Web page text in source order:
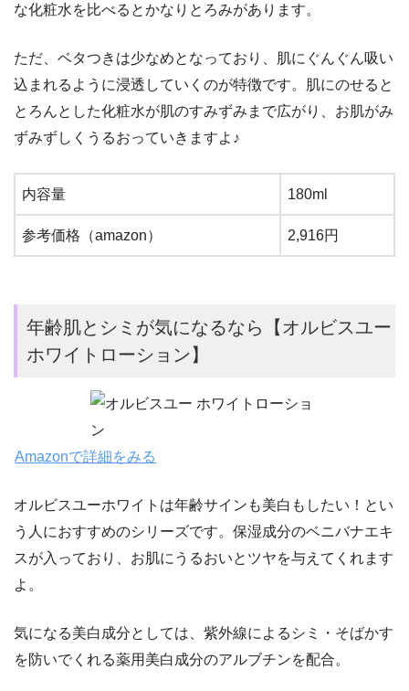
な化粧水を比べるとかなりとろみがあります。
ただ、ベタつきは少なめとなっており、肌にぐんぐん吸い
込まれるように浸透していくのが特徴です。肌にのせると
とろんとした化粧水が肌のすみずみまで広がり、お肌がみ
ずみずしくうるおっていきますよ♪
内容量 180ml
参考価格（amazon） 2,916円
年齢肌とシミが気になるなら【オルビスユー
ホワイトローション】
Amazonで詳細をみる
オルビスユーホワイトは年齢サインも美白もしたい！とい
う人におすすめのシリーズです。保湿成分のベニバナエキ
スが入っており、お肌にうるおいとツヤを与えてくれます
よ。
気になる美白成分としては、紫外線によるシミ・そばかす
を防いでくれる薬用美白成分のアルブチンを配合。